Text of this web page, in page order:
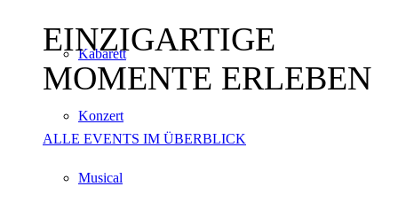
Kabarett
Konzert
Musical
EINZIGARTIGE
MOMENTE ERLEBEN
ALLE EVENTS IM ÜBERBLICK